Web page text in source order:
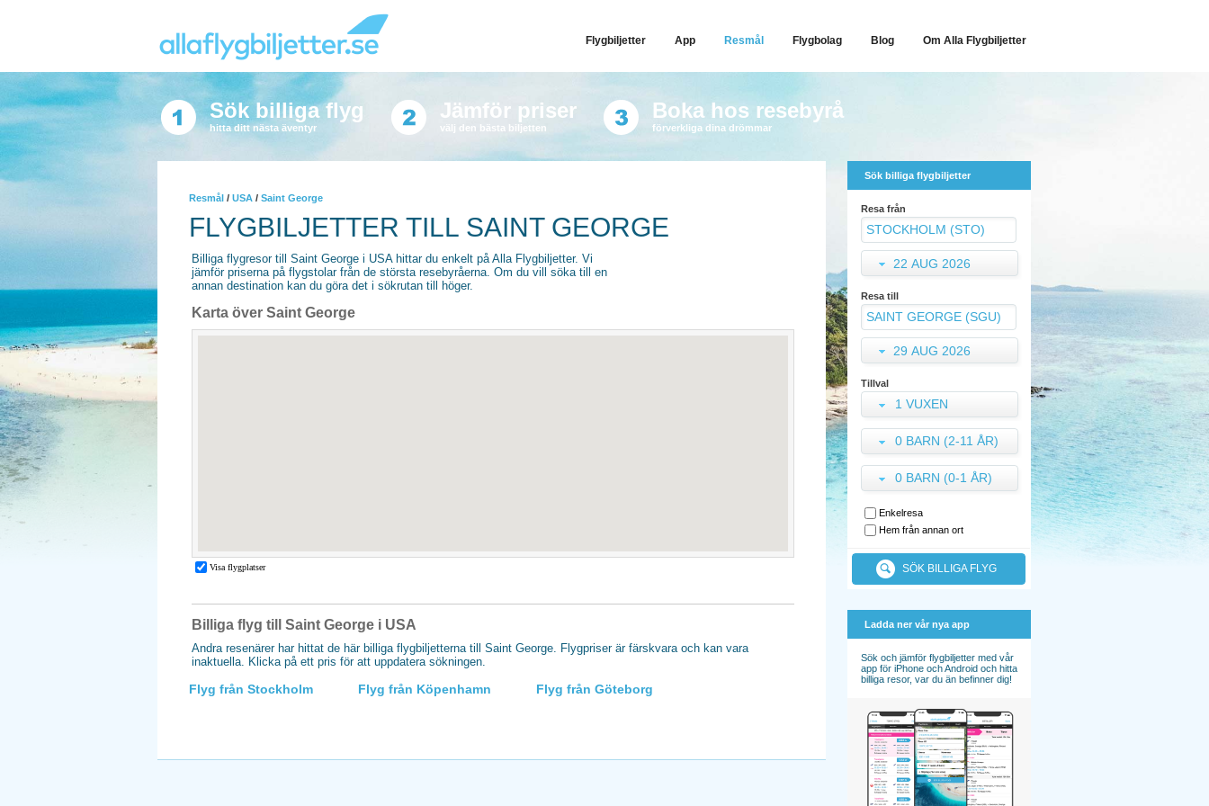
Flygbiljetter App Resmål Flygbolag Blog Om Alla Flygbiljetter
Sök billiga flyg
hitta ditt nästa äventyr
Jämför priser
välj den bästa biljetten
Boka hos resebyrå
förverkliga dina drömmar
Resmål / USA / Saint George
FLYGBILJETTER TILL SAINT GEORGE
Billiga flygresor till Saint George i USA hittar du enkelt på Alla Flygbiljetter. Vi
jämför priserna på flygstolar från de största resebyråerna. Om du vill söka till en
annan destination kan du göra det i sökrutan till höger.
Karta över Saint George
Billiga flyg till Saint George i USA
Andra resenärer har hittat de här billiga flygbiljetterna till Saint George. Flygpriser är färskvara och kan vara
inaktuella. Klicka på ett pris för att uppdatera sökningen.
Flyg från Stockholm Flyg från Köpenhamn Flyg från Göteborg
Sök billiga flygbiljetter
Resa från
22 AUG 2026
Resa till
29 AUG 2026
Tillval
1 VUXEN
0 BARN (2-11 ÅR)
0 BARN (0-1 ÅR)
Enkelresa
Hem från annan ort
SÖK BILLIGA FLYG
Ladda ner vår nya app
Sök och jämför flygbiljetter med vår
app för iPhone och Android och hitta
billiga resor, var du än befinner dig!